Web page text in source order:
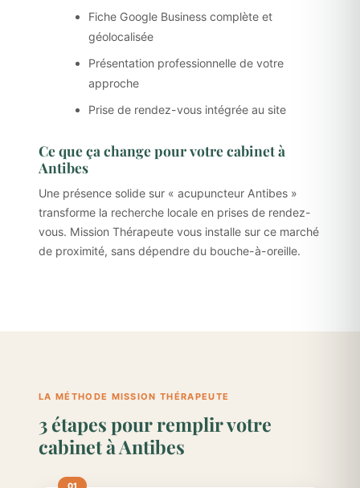
Fiche Google Business complète et
géolocalisée
Présentation professionnelle de votre
approche
Prise de rendez-vous intégrée au site
Ce que ça change pour votre cabinet à
Antibes
Une présence solide sur « acupuncteur Antibes »
transforme la recherche locale en prises de rendez-
vous. Mission Thérapeute vous installe sur ce marché
de proximité, sans dépendre du bouche-à-oreille.
LA MÉTHODE MISSION THÉRAPEUTE
3 étapes pour remplir votre
cabinet à Antibes